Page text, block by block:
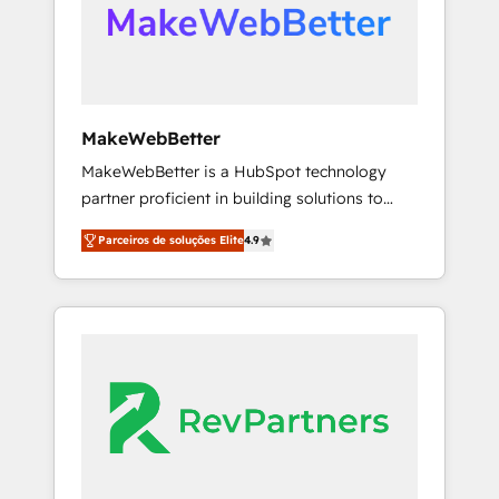
automation, we turn complexity into clarity,
human at global scale. 🏆 HubSpot’s CEO
MakeWebBetter
MakeWebBetter is a HubSpot technology
partner proficient in building solutions to
maximize the operational efficiency of
HubSpot. The fastest-growing tech-enabler &
facilitator, MakeWebBetter, hands you the
blend of HubSpot expertise & eminent
HubSpot Elite Partners with 10+ years of
HubSpot experience 🤝HubSpot Premier
Integration partner 🤝Google Premier Partner
Parceiros de soluções Elite4.9